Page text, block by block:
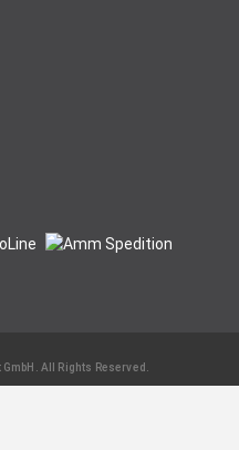
All Rights Reserved.